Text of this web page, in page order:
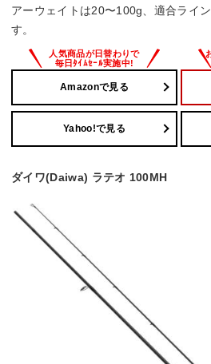
アーウェイトは20〜100g、適合ライ
す。
Amazonで見る
Yahoo!で見る
ダイワ(Daiwa) ラテオ 100MH